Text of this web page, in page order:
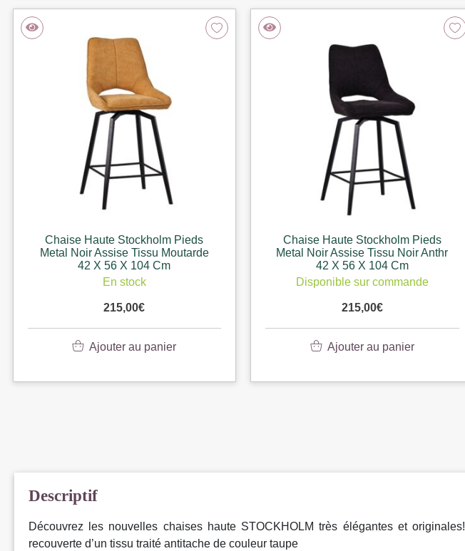
Chaise Haute Stockholm Pieds
Metal Noir Assise Tissu Moutarde
42 X 56 X 104 Cm
En stock
215,00€
Ajouter au panier
Chaise Haute Stockholm Pieds
Metal Noir Assise Tissu Noir Anthr
42 X 56 X 104 Cm
Disponible sur commande
215,00€
Ajouter au panier
Descriptif
Découvrez les nouvelles chaises haute STOCKHOLM très élégantes et originales!
recouverte d’un tissu traité antitache de couleur taupe